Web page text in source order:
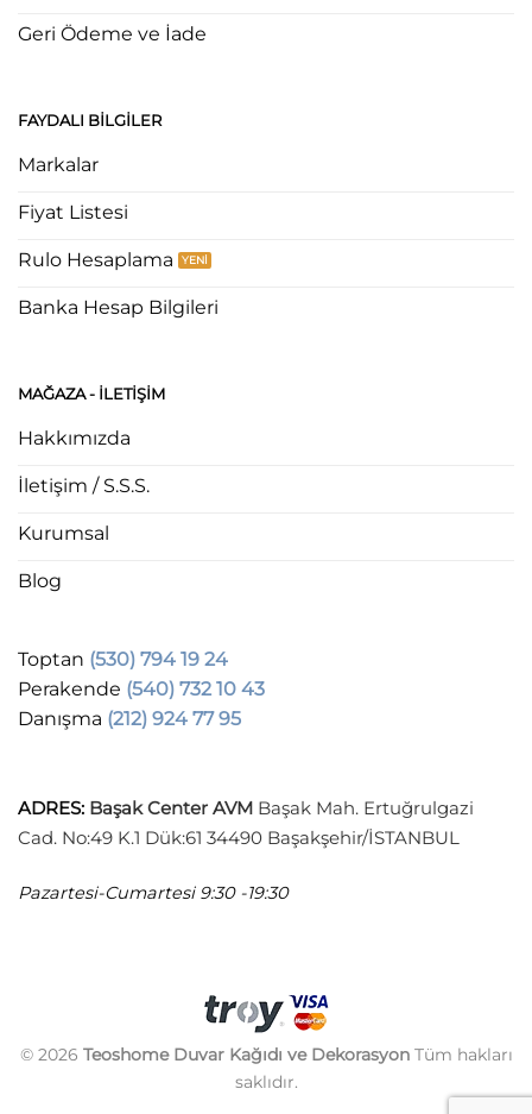
Geri Ödeme ve İade
FAYDALI BILGILER
Markalar
Fiyat Listesi
Rulo Hesaplama
Banka Hesap Bilgileri
MAĞAZA - ILETIŞIM
Hakkımızda
İletişim / S.S.S.
Kurumsal
Blog
Toptan (530) 794 19 24
Perakende (540) 732 10 43
Danışma (212) 924 77 95
ADRES: Başak Center AVM Başak Mah. Ertuğrulgazi
Cad. No:49 K.1 Dük:61 34490 Başakşehir/İSTANBUL
Pazartesi-Cumartesi 9:30 -19:30
© 2026 Teoshome Duvar Kağıdı ve DekorasyonTüm hakları
saklıdır.